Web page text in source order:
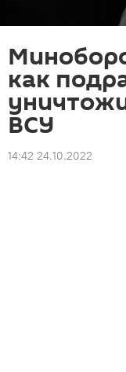
как
ВСУ
14:42 24.10.2022